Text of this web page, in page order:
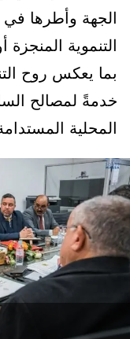
الجهة وأطرها في
التنموية
بما يعكس روح
خدمةً لمصالح
المحلية